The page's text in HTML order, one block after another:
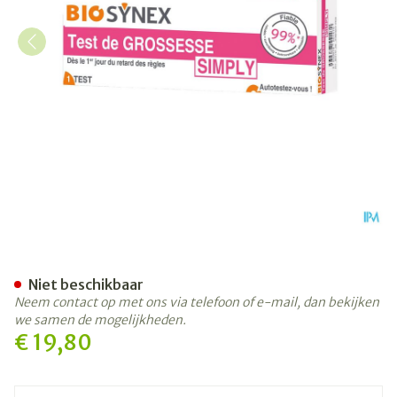
€ 19,80
Niet beschikbaar
Neem contact op met ons via telefoon of e-mail, dan bekijken
we samen de mogelijkheden.